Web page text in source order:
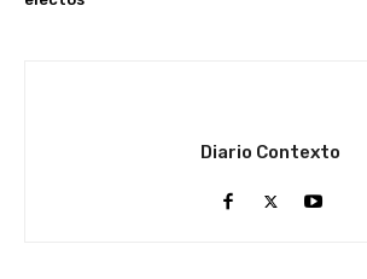
Diario Contexto